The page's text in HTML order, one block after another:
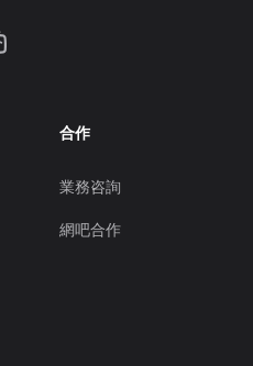
合作
業務咨詢
網吧合作